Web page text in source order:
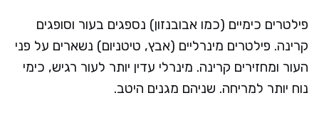
פילטרים כימיים (כמו אבובנזון) נספגים בעור וסופגים
קרינה. פילטרים מינרליים (אבץ, טיטניום) נשארים על פני
העור ומחזירים קרינה. מינרלי עדין יותר לעור רגיש, כימי
נוח יותר למריחה. שניהם מגנים היטב.